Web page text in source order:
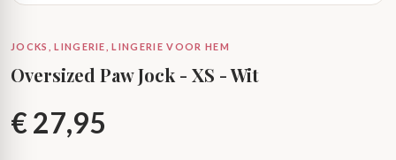
JOCKS, LINGERIE, LINGERIE VOOR HEM
Oversized Paw Jock - XS - Wit
€27,95